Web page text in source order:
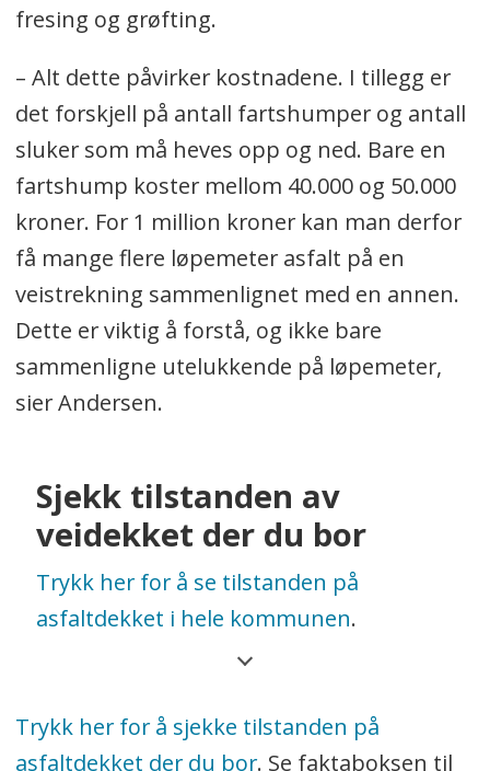
fresing og grøfting.
– Alt dette påvirker kostnadene. I tillegg er
det forskjell på antall fartshumper og antall
sluker som må heves opp og ned. Bare en
fartshump koster mellom 40.000 og 50.000
kroner. For 1 million kroner kan man derfor
få mange flere løpemeter asfalt på en
veistrekning sammenlignet med en annen.
Dette er viktig å forstå, og ikke bare
sammenligne utelukkende på løpemeter,
sier Andersen.
Sjekk tilstanden av
veidekket der du bor
Trykk her for å se tilstanden på
asfaltdekket i hele kommunen.
*****************************
Trykk her for å sjekke tilstanden på
asfaltdekket der du bor. Se faktaboksen til